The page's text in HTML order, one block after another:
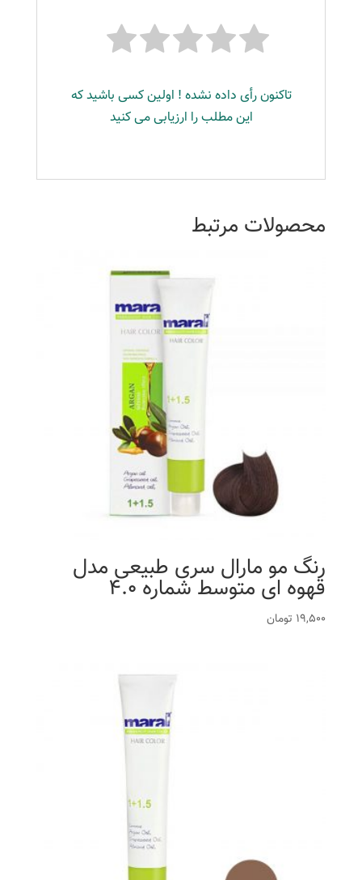
تاکنون رأی داده نشده ! اولین کسی باشید که
این مطلب را ارزیابی می کنید
محصولات مرتبط
رنگ مو مارال سری طبیعی مدل
قهوه ای متوسط شماره 4.0
19,500 تومان